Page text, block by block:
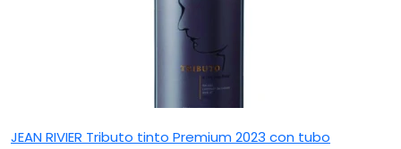
JEAN RIVIER Tributo tinto Premium 2023 con tubo